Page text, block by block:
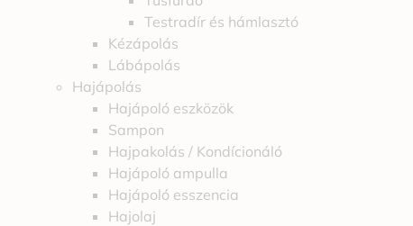
Testradír és hámlasztó
Kézápolás
Lábápolás
Hajápolás
Hajápoló eszközök
Sampon
Hajpakolás / Kondícionáló
Hajápoló ampulla
Hajápoló esszencia
Hajolaj